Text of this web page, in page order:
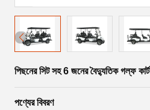
পিছনের সিট সহ 6 জনের বৈদ্যুতিক গল্ফ কার্ট
পণ্যের বিবরণ